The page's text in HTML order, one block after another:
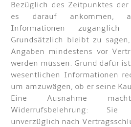
Bezüglich des Zeitpunktes
es darauf ankommen,
Informationen zugänglich
Grundsätzlich bleibt zu
Angaben mindestens vor
werden müssen. Grund dafür
wesentlichen Informationen
um amzuwägen, ob er seine
Eine Ausnahme
Widerrufsbelehrung:
unverzüglich nach